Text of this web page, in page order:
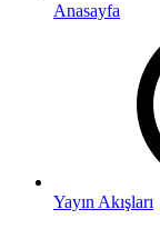
Anasayfa
Yayın Akışları